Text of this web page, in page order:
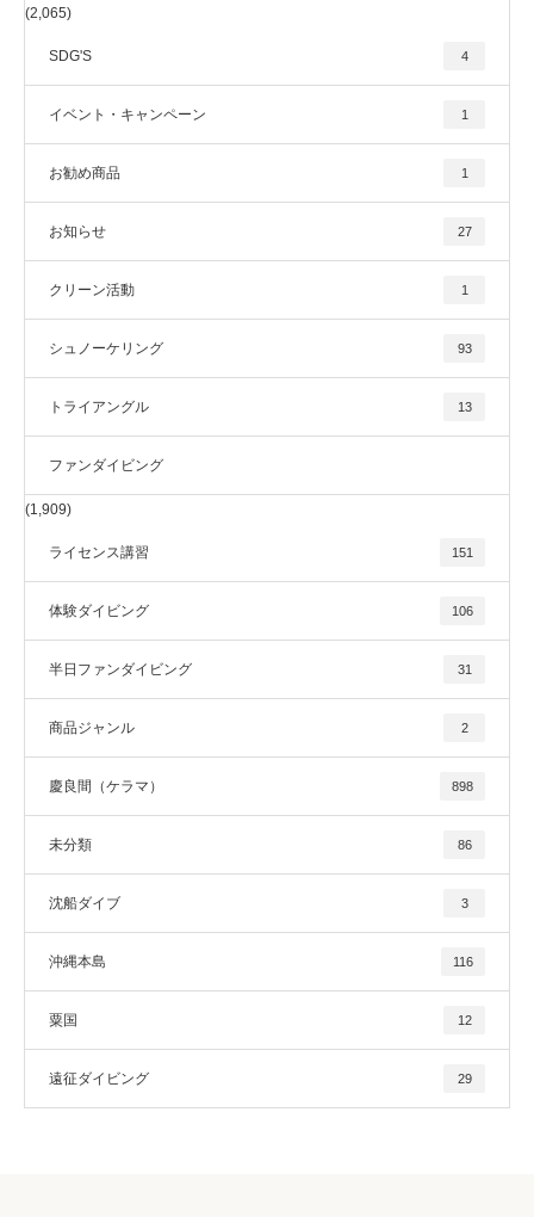
(2,065)
SDG'S 4
イベント・キャンペーン 1
お勧め商品 1
お知らせ 27
クリーン活動 1
シュノーケリング 93
トライアングル 13
ファンダイビング
(1,909)
ライセンス講習 151
体験ダイビング 106
半日ファンダイビング 31
商品ジャンル 2
慶良間（ケラマ） 898
未分類 86
沈船ダイブ 3
沖縄本島 116
粟国 12
遠征ダイビング 29